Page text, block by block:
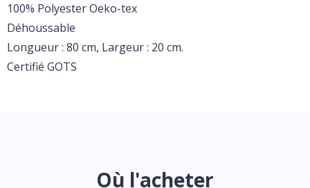
100% Polyester Oeko-tex
Déhoussable
Longueur : 80 cm, Largeur : 20 cm.
Certifié GOTS
Où l'acheter